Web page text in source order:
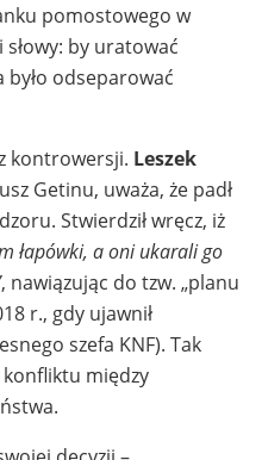
pomostowego w
by uratować
było odseparować
kontrowersji. Leszek
Getinu, uważa, że padł
Stwierdził wręcz, iż
łapówki, a oni ukarali go
, nawiązując do tzw. „planu
r., gdy ujawnił
szefa KNF). Tak
konfliktu między